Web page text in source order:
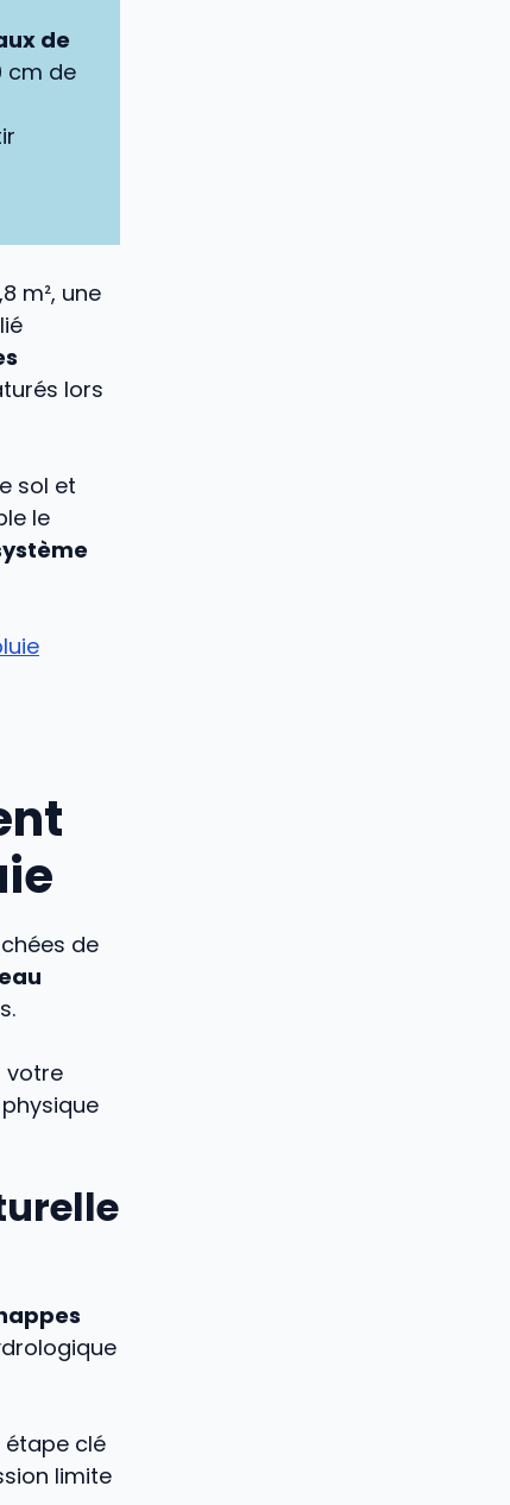
de
cm de
m², une
lors
sol et
le
de
votre
étape clé
limite